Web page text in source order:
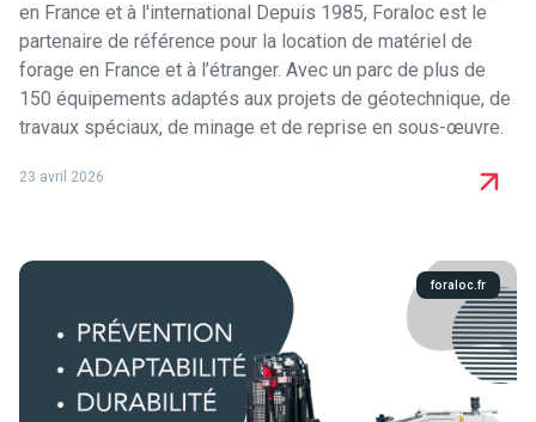
en France et à l'international Depuis 1985, Foraloc est le
partenaire de référence pour la location de matériel de
forage en France et à l’étranger. Avec un parc de plus de
150 équipements adaptés aux projets de géotechnique, de
travaux spéciaux, de minage et de reprise en sous-œuvre.
23 avril 2026
foraloc.fr